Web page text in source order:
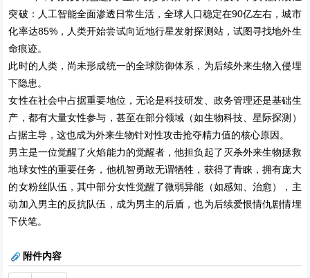
突破：人工智能全面渗透日常生活，全球人口稳定在90亿左右，城市
化率达85%，人类开始尝试向近地行星发射探测站，试图寻找地外生
命痕迹。
此时的人类，尚未形成统一的全球防御体系，为后续外来生物入侵埋
下隐患。
女性在社会中占据重要地位，无论是科技研发、政务管理还是基础生
产，都有大量女性参与，甚至在部分领域（如生物科技、星际探测）
占据主导，这也成为外来生物针对性攻击抢夺精力值的核心原因。
男主是一位觉醒了火焰能力的觉醒者，他担负起了灭杀外来生物拯救
地球女性的重要任务，他机智勇敢无谓牺牲，获得了青睐，拥有庞大
的女粉丝队伍，其中部分女性觉醒了微弱异能（如感知、治愈），主
动加入男主的反抗队伍，成为男主的后盾，也为后续爱恨情仇剧情埋
下伏笔。
附件内容